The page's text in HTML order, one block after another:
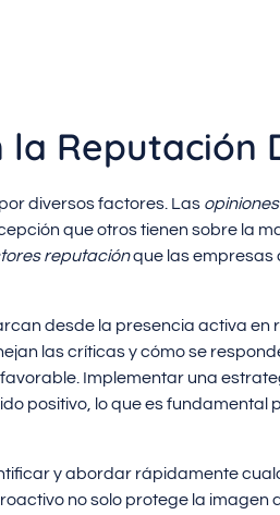
la Reputación
diversos factores. Las
que otros tienen sobre la
reputaciónque las empresas
desde la presencia activa en
las críticas y cómo se
Implementar una
positivo, lo que es fundamental
y abordar rápidamente
no solo protege la imagen